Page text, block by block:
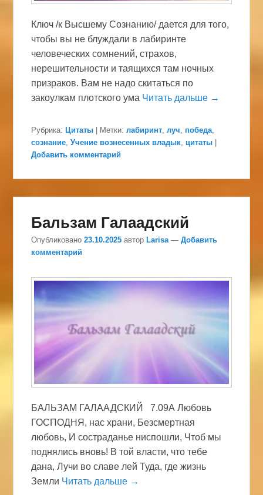
Ключ /к Высшему Сознанию/ дается для того,
чтобы вы не блуждали в лабиринте
человеческих сомнений, страхов,
нерешительности и таящихся там ночных
призраков. Вам не надо скитаться по
закоулкам плотского ума Читать дальше →
Рубрика: Цитаты Метки: лабиринт,луч, победа,
сознание,Учение вознесенных владык, цитаты
Добавить комментарий
Бальзам Галаадский
Опубликовано23.10.2025 автор Larisa —Добавить
комментарий
БАЛЬЗАМ ГАЛААДСКИЙ 7.09А Любовь
ГОСПОДНЯ, нас храни, Безсмертная
любовь, И состраданье ниспошли, Чтоб мы
поднялись вновь! В той власти, что тебе
дана, Лучи во славе лей Туда, где жизнь
Земли Читать дальше →